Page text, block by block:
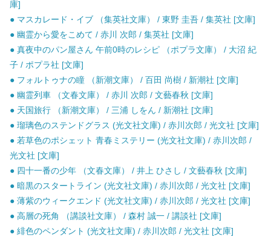
庫]
● マスカレード・イブ （集英社文庫） / 東野 圭吾 / 集英社 [文庫]
● 幽霊から愛をこめて / 赤川 次郎 / 集英社 [文庫]
● 真夜中のパン屋さん 午前0時のレシピ （ポプラ文庫） / 大沼 紀
子 / ポプラ社 [文庫]
● フォルトゥナの瞳 （新潮文庫） / 百田 尚樹 / 新潮社 [文庫]
● 幽霊列車 （文春文庫） / 赤川 次郎 / 文藝春秋 [文庫]
● 天国旅行 （新潮文庫） / 三浦 しをん / 新潮社 [文庫]
● 瑠璃色のステンドグラス (光文社文庫) / 赤川次郎 / 光文社 [文庫]
● 若草色のポシェット 青春ミステリー (光文社文庫) / 赤川次郎 /
光文社 [文庫]
● 四十一番の少年 （文春文庫） / 井上 ひさし / 文藝春秋 [文庫]
● 暗黒のスタートライン (光文社文庫) / 赤川次郎 / 光文社 [文庫]
● 薄紫のウィークエンド (光文社文庫) / 赤川次郎 / 光文社 [文庫]
● 高層の死角 （講談社文庫） / 森村 誠一 / 講談社 [文庫]
● 緋色のペンダント (光文社文庫) / 赤川次郎 / 光文社 [文庫]